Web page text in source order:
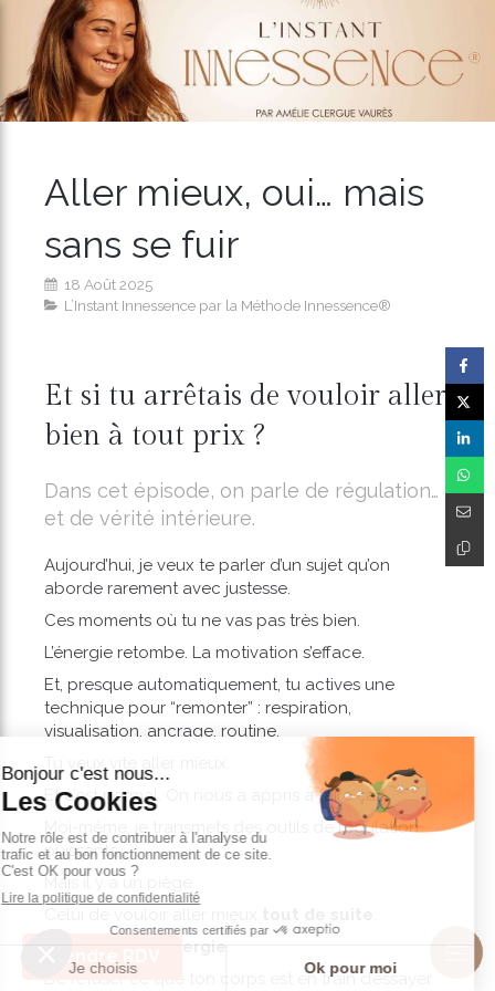
Aller mieux, oui… mais
sans se fuir
18 Août 2025
L’Instant Innessence par la Méthode Innessence®
Et si tu arrêtais de vouloir aller
bien à tout prix ?
Dans cet épisode, on parle de régulation…
et de vérité intérieure.
Aujourd’hui, je veux te parler d’un sujet qu’on
aborde rarement avec justesse.
Ces moments où tu ne vas pas très bien.
L’énergie retombe. La motivation s’efface.
Et, presque automatiquement, tu actives une
technique pour “remonter” : respiration,
visualisation, ancrage, routine.
Tu veux vite aller mieux.
Et c’est normal. On nous a appris à faire ça.
Moi-même, je transmets des outils de régulation
puissants.
Mais il y a un piège.
De forcer ton énergie
De refuser ce que ton corps est en train d’essayer